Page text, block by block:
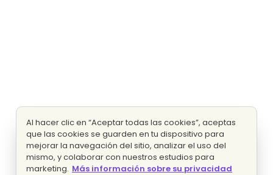
Al hacer clic en “Aceptar todas las cookies”, aceptas
que las cookies se guarden en tu dispositivo para
mejorar la navegación del sitio, analizar el uso del
mismo, y colaborar con nuestros estudios para
marketing. Más información sobre su privacidad